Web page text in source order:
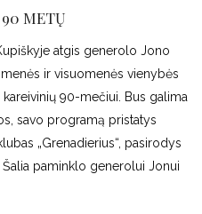
METŲ
atgis generolo Jono
ir visuomenės vienybės
90-mečiui. Bus galima
savo programą pristatys
„Grenadierius“, pasirodys
paminklo generolui Jonui